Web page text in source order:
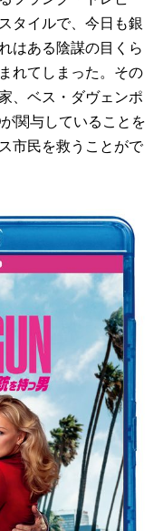
タイルで、今日も銀
はある陰謀の目くら
れてしまった。その
、ベス・ダヴェンポ
関与していることを
市民を救うことがで